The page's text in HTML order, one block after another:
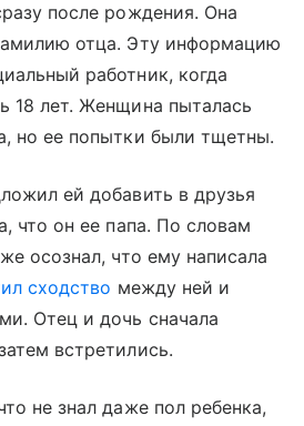
после рождения. Она
отца. Эту информацию
работник, когда
18 лет. Женщина пыталась
но ее попытки были тщетны.
ей добавить в друзья
что он ее папа. По словам
осознал, что ему написала
сходство между ней и
Отец и дочь сначала
встретились.
не знал даже пол ребенка,